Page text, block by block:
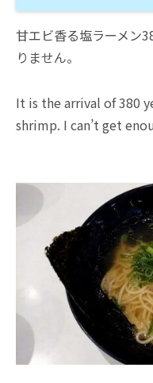
甘エビ香る塩ラーメン
りません。
It is the arrival of 380
shrimp. I can’t get